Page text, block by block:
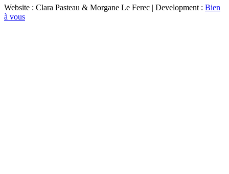
Website : Clara Pasteau & Morgane Le Ferec | Development : Bien
à vous